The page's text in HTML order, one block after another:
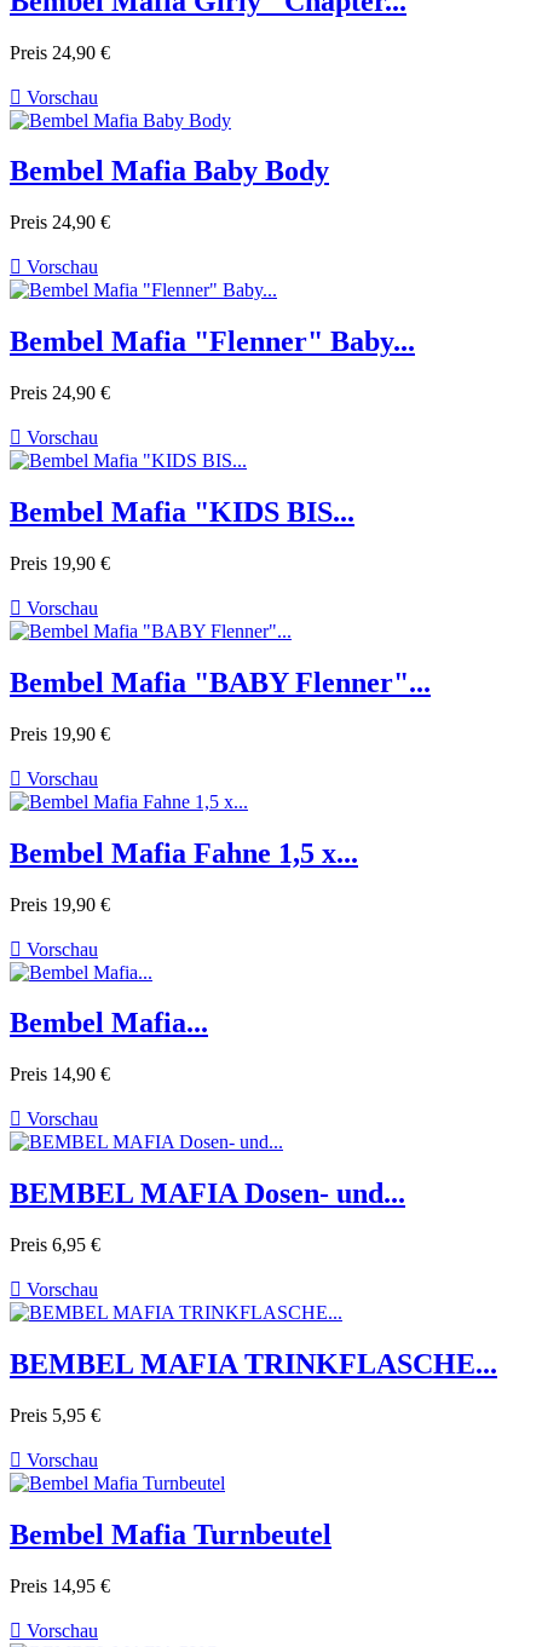
Preis 24,90 €
 Vorschau
Bembel Mafia Baby Body
Preis 24,90 €
 Vorschau
Bembel Mafia "Flenner" Baby...
Preis 24,90 €
 Vorschau
Bembel Mafia "KIDS BIS...
Preis 19,90 €
 Vorschau
Bembel Mafia "BABY Flenner"...
Preis 19,90 €
 Vorschau
Bembel Mafia Fahne 1,5 x...
Preis 19,90 €
 Vorschau
Bembel Mafia...
Preis 14,90 €
 Vorschau
BEMBEL MAFIA Dosen- und...
Preis 6,95 €
 Vorschau
BEMBEL MAFIA TRINKFLASCHE...
Preis 5,95 €
 Vorschau
Bembel Mafia Turnbeutel
Preis 14,95 €
 Vorschau